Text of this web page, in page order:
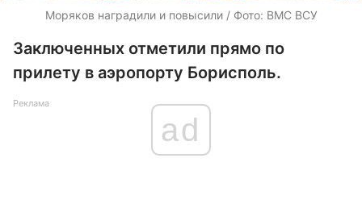
Моряков наградили и повысили / Фото: ВМС ВСУ
Заключенных отметили прямо по
прилету в аэропорту Борисполь.
Реклама
ad